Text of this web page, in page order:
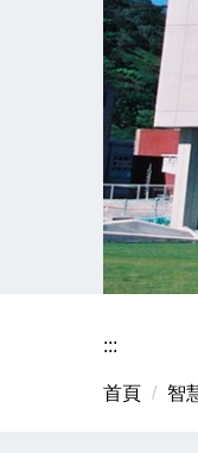
:::
首頁 智